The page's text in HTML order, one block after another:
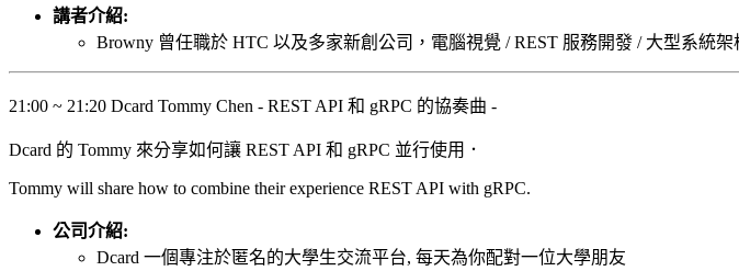
講者介紹:
Browny 曾任職於 HTC 以及多家新創公司，電腦視覺 / REST 服務開發 / 大型系統
21:00 ~ 21:20 Dcard Tommy Chen - REST API 和 gRPC 的協奏曲 -
Dcard 的 Tommy 來分享如何讓 REST API 和 gRPC 並行使用．
Tommy will share how to combine their experience REST API with gRPC.
公司介紹:
Dcard 一個專注於匿名的大學生交流平台, 每天為你配對一位大學朋友